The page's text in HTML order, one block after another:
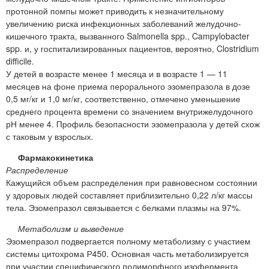
протонной помпы может приводить к незначительному
увеличению риска инфекционных заболеваний желудочно-
кишечного тракта, вызванного Salmonella spp., Campylobacter
spp. и, у госпитализированных пациентов, вероятно, Clostridium
difficile.
У детей в возрасте менее 1 месяца и в возрасте 1 — 11
месяцев на фоне приема перорального эзомепразола в дозе
0,5 мг/кг и 1,0 мг/кг, соответственно, отмечено уменьшение
среднего процента времени со значением внутрижелудочного
рН менее 4. Профиль безопасности эзомепразола у детей схож
с таковым у взрослых.
Фармакокинетика
Распределение
Кажущийся объем распределения при равновесном состоянии
у здоровых людей составляет приблизительно 0,22 л/кг массы
тела. Эзомепразол связывается с белками плазмы на 97%.
Метаболизм и выведение
Эзомепразол подвергается полному метаболизму с участием
системы цитохрома Р450. Основная часть метаболизируется
при участии специфического полиморфного изофермента